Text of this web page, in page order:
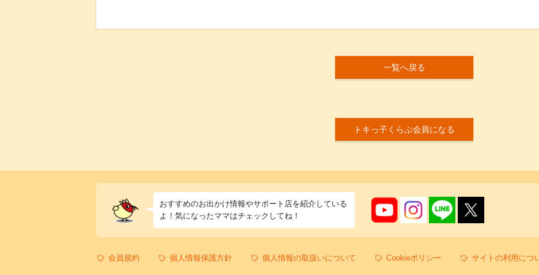
一覧へ戻る
トキっ子くらぶ会員になる
おすすめのお出かけ情報やサポート店を紹介している
よ！気になったママはチェックしてね！
会員規約 個人情報保護方針 個人情報の取扱いについて Cookieポリシー サイトの利用につ